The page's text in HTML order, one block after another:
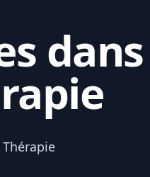
dans